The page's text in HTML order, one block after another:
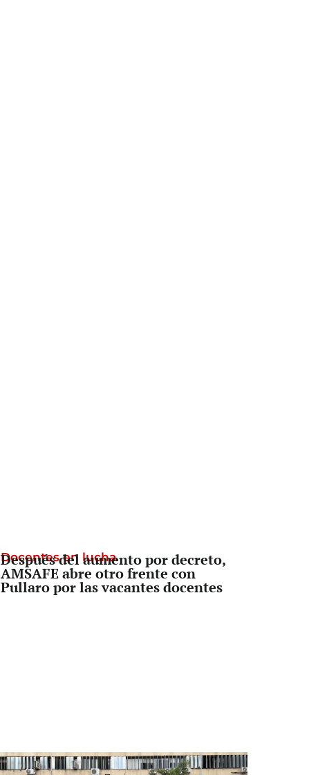
Docentes en lucha
Después del aumento por decreto,
AMSAFE abre otro frente con
Pullaro por las vacantes docentes